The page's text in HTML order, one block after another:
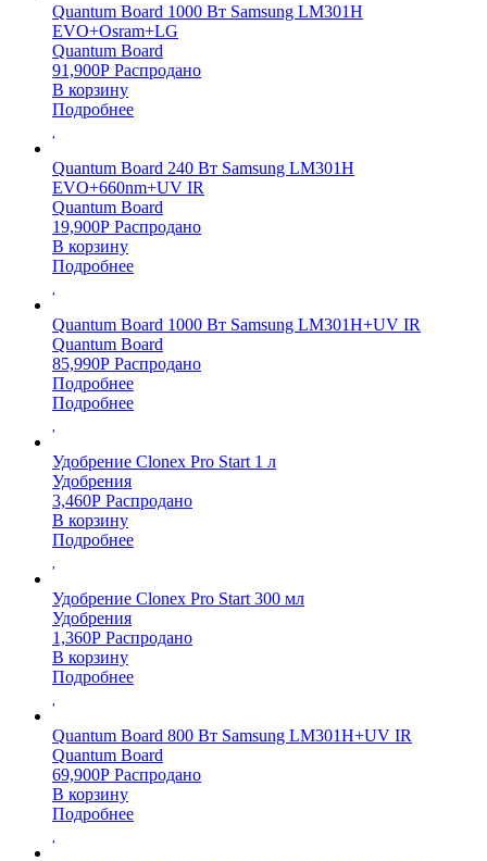
Quantum Board 1000 Вт Samsung LM301H
EVO+Osram+LG
Quantum Board
91,900Р Распродано
В корзину
Подробнее
Quantum Board 240 Вт Samsung LM301H
EVO+660nm+UV IR
Quantum Board
19,900Р Распродано
В корзину
Подробнее
Quantum Board 1000 Вт Samsung LM301H+UV IR
Quantum Board
85,990Р Распродано
Подробнее
Подробнее
Удобрение Clonex Pro Start 1 л
Удобрения
3,460Р Распродано
В корзину
Подробнее
Удобрение Clonex Pro Start 300 мл
Удобрения
1,360Р Распродано
В корзину
Подробнее
Quantum Board 800 Вт Samsung LM301H+UV IR
Quantum Board
69,900Р Распродано
В корзину
Подробнее